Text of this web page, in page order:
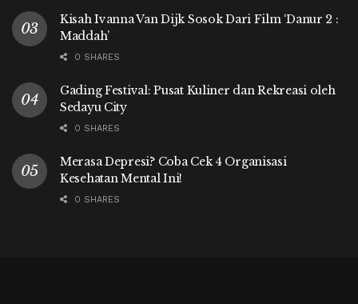
Kisah Ivanna Van Dijk Sosok Dari Film ‘Danur 2 :
Maddah’
0 SHARES
Gading Festival: Pusat Kuliner dan Rekreasi oleh
Sedayu City
0 SHARES
Merasa Depresi? Coba Cek 4 Organisasi
Kesehatan Mental Ini!
0 SHARES